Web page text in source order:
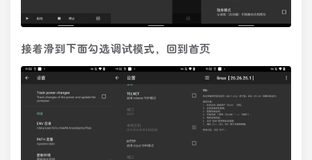
接着滑到下面勾选调试模式，回到首页